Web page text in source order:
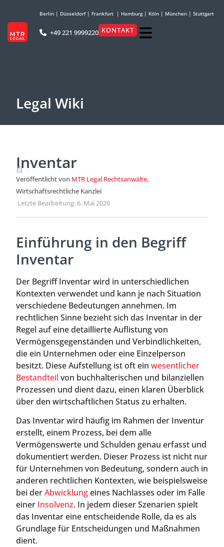
Berlin | Düsseldorf| Frankfurt | Hamburg| Köln | München | Stuttgart
+49 221 9999220 KONTAKT
Legal Wiki
Inventar
Veröffentlicht von MTR Legal Rechtsanwälte,
Wirtschaftsrechtliche Kanzlei
·Letzte Bearbeitung: 6. Mai 2026
Einführung in den Begriff
Inventar
Der Begriff Inventar wird in unterschiedlichen
Kontexten verwendet und kann je nach Situation
verschiedene Bedeutungen annehmen. Im
rechtlichen Sinne bezieht sich das Inventar in der
Regel auf eine detaillierte Auflistung von
Vermögensgegenständen und Verbindlichkeiten,
die ein Unternehmen oder eine Einzelperson
besitzt. Diese Aufstellung ist oft ein wesentlicher
Bestandteil von buchhalterischen und bilanziellen
Prozessen und dient dazu, einen klaren Überblick
über den wirtschaftlichen Status zu erhalten.
Das Inventar wird häufig im Rahmen der Inventur
erstellt, einem Prozess, bei dem alle
Vermögenswerte und Schulden genau erfasst und
dokumentiert werden. Dieser Prozess ist nicht nur
für Unternehmen von Bedeutung, sondern auch in
anderen rechtlichen Kontexten, wie beispielsweise
bei derAbwicklungeines Nachlasses oder im Falle
einer Insolvenz. In jedem dieser Szenarien spielt
das Inventar eine entscheidende Rolle, da es als
Grundlage für Entscheidungen und Maßnahmen
dient.